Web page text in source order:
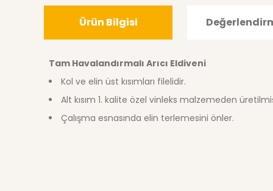
Ürün Bilgisi
Tam Havalandırmalı Arıcı Eldiveni
Kol ve elin üst kısımları filelidir.
Alt kısım 1. kalite özel vinleks malzemeden
Çalışma esnasında elin terlemesini önler.
Bu ürünün fiyat bilgisi, resim, ürün açıklamalarında ve